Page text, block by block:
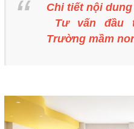
Chi tiết nội
Tư vấn đầu
Trường mầm